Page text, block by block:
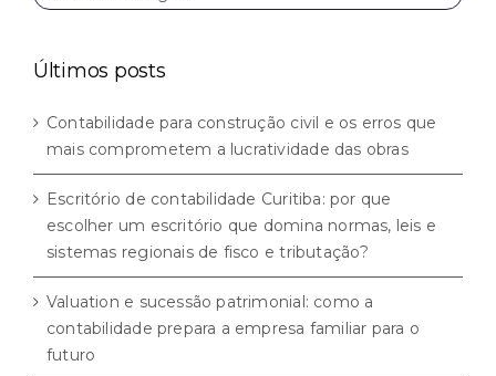
por
Últimos posts
Contabilidade para construção civil e os erros que
mais comprometem a lucratividade das obras
Escritório de contabilidade Curitiba: por que
escolher um escritório que domina normas, leis e
sistemas regionais de fisco e tributação?
Valuation e sucessão patrimonial: como a
contabilidade prepara a empresa familiar para o
futuro